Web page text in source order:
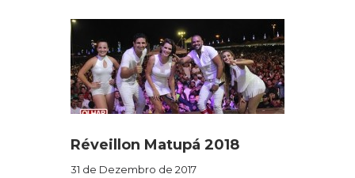
Réveillon Matupá 2018
31 de Dezembro de 2017